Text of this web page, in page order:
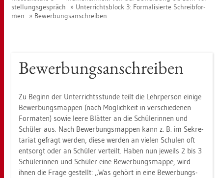
stel­lungs­ge­spräch
Un­ter­richts­block 3: For­ma­li­sier­te Schreib­for­
men
Be­wer­bungs­an­schrei­ben
Be­wer­bungs­an­schrei­ben
Zu Be­ginn der Un­ter­richts­stun­de teilt die Lehr­per­son ei­ni­ge
Be­wer­bungs­map­pen (nach Mög­lich­keit in ver­schie­de­nen
For­ma­ten) sowie leere Blät­ter an die Schü­le­rin­nen und
Schü­ler aus. Nach Be­wer­bungs­map­pen kann z. B. im Se­kre­
ta­ri­at ge­fragt wer­den, diese wer­den an vie­len Schu­len oft
ent­sorgt oder an Schü­ler ver­teilt. Haben nun je­weils 2 bis 3
Schü­le­rin­nen und Schü­ler eine Be­wer­bungs­map­pe, wird
ihnen die Frage ge­stellt: „Was ge­hört in eine Be­wer­bungs­